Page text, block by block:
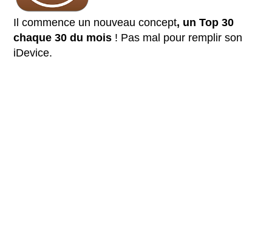
Il commence un nouveau concept, un Top 30
chaque 30 du mois ! Pas mal pour remplir son
iDevice.